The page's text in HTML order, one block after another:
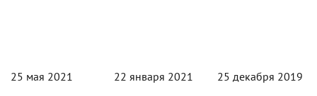
25 мая 2021 22 января 2021 25 декабря 2019